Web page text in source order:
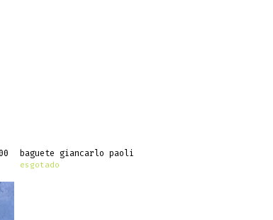
baguete giancarlo paoli
esgotado